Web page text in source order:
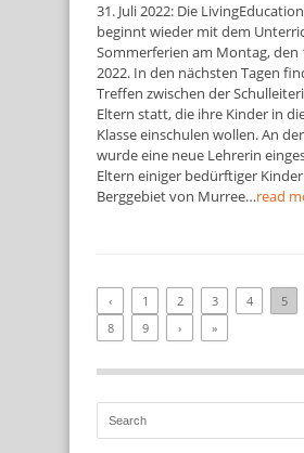
31. Juli 2022: Die
beginnt wieder mit dem
Sommerferien am Montag, den
2022. In den nächsten Tagen
Treffen zwischen der
Eltern statt, die ihre Kinder in
Klasse einschulen wollen. An
wurde eine neue Lehrerin
Eltern einiger bedürftiger
Berggebiet von Murree…read
‹ 1 2 3 4 5
8
9 › »